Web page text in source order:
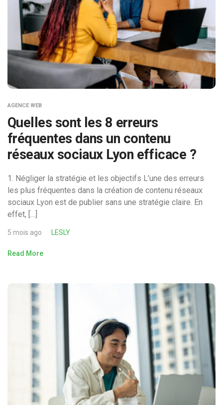
AGENCE WEB
Quelles sont les 8 erreurs
fréquentes dans un contenu
réseaux sociaux Lyon efficace ?
1. Négliger la stratégie et les objectifs L’une des erreurs
les plus fréquentes dans la création de contenu réseaux
sociaux Lyon est de publier sans une stratégie claire. En
effet, […]
5 mois ago LESLY
Read More